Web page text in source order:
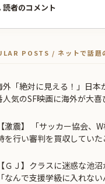
読者のコメント
POSTS / ネットで話題
外「絶対に見える！」日本
人気のSF映画に海外が大喜
【激震】 「サッカー協会、W杯・五輪で複数回の性接
を行い審判を買収してい
【ＧＪ】クラスに迷惑な池
「なんで支援学級に入れな